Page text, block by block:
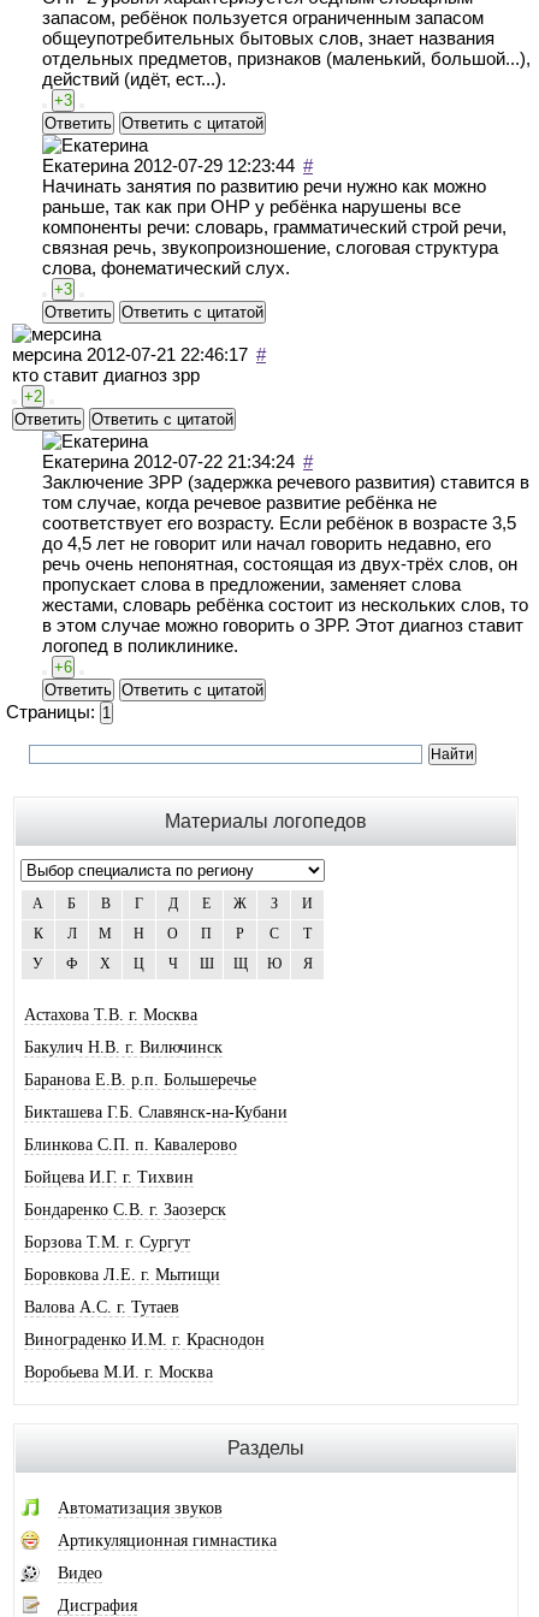
запасом, ребёнок пользуется ограниченным запасом
общеупотребительных бытовых слов, знает названия
отдельных предметов, признаков (маленький, большой...),
действий (идёт, ест...).
+3
Ответить Ответить с цитатой
Екатерина 2012-07-29 12:23:44 #
Начинать занятия по развитию речи нужно как можно
раньше, так как при ОНР у ребёнка нарушены все
компоненты речи: словарь, грамматический строй речи,
связная речь, звукопроизношение, слоговая структура
слова, фонематический слух.
+3
Ответить Ответить с цитатой
мерсина 2012-07-21 22:46:17 #
кто ставит диагноз зрр
+2
Ответить Ответить с цитатой
Екатерина 2012-07-22 21:34:24 #
Заключение ЗРР (задержка речевого развития) ставится в
том случае, когда речевое развитие ребёнка не
соответствует его возрасту. Если ребёнок в возрасте 3,5
до 4,5 лет не говорит или начал говорить недавно, его
речь очень непонятная, состоящая из двух-трёх слов, он
пропускает слова в предложении, заменяет слова
жестами, словарь ребёнка состоит из нескольких слов, то
в этом случае можно говорить о ЗРР. Этот диагноз ставит
логопед в поликлинике.
+6
Ответить Ответить с цитатой
Страницы: 1
Материалы логопедов
А Б В Г Д Е Ж З
И
К
Л М Н О П Р С
Т
У
Ф Х Ц Ч Ш Щ Ю Я
Астахова Т.В. г. Москва
Бакулич Н.В. г. Вилючинск
Баранова Е.В. р.п. Большеречье
Бикташева Г.Б. Славянск-на-Кубани
Блинкова С.П. п. Кавалерово
Бойцева И.Г. г. Тихвин
Бондаренко С.В. г. Заозерск
Борзова Т.М. г. Сургут
Боровкова Л.Е. г. Мытищи
Валова А.С. г. Тутаев
Винограденко И.М. г. Краснодон
Воробьева М.И. г. Москва
Гандрабура Н.В. г. Кишинев
Гвоздева Е.А. г. Москва
Головина А.И. г. Минусинск
Горлова О.В. г. Шимановск
Горохова И.А. г. Москва
Горячева О.В. г. Тимашевск
Разделы
Автоматизация звуков
Артикуляционная гимнастика
Видео
Дисграфия